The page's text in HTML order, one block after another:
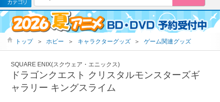
トップ ＞ ホビー ＞ キャラクターグッズ ＞ ゲーム関連グッズ
SQUARE ENIX(スクウェア・エニックス)
ドラゴンクエスト クリスタルモンスターズギ
ャラリー キングスライム